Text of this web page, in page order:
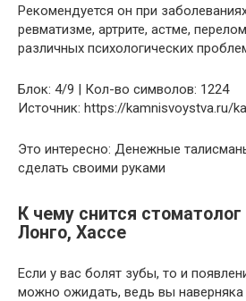
Рекомендуется он при
ревматизме, артрите, астме,
различных психологических
Блок: 4/9 | Кол-во символов: 1224
Источник: https://kamnisvoystva.ru/
Это интересно: Денежные
сделать своими руками
К чему снится
Лонго, Хассе
Если у вас болят зубы, то и
можно ожидать, ведь вы наверняка